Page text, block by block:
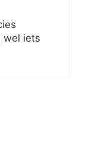
wel iets